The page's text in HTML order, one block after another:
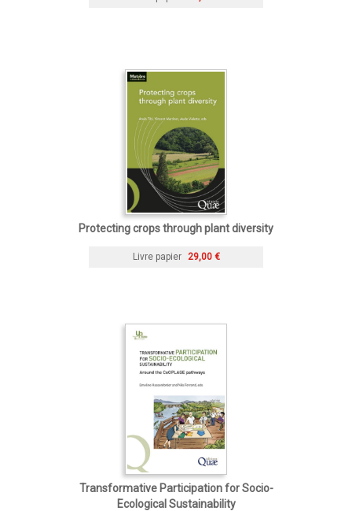
Protecting crops through plant diversity
Livre papier 29,00 €
Transformative Participation for Socio-
Ecological Sustainability